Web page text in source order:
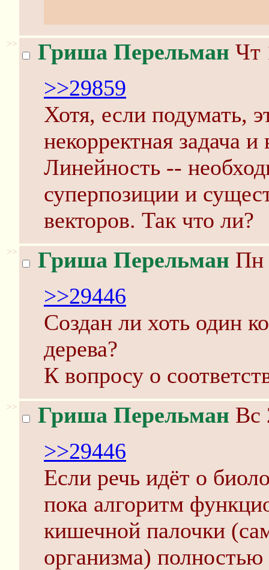
>> Гриша Перельман Чт
>>29859
Хотя, если подумать,
некорректная задача
Линейность --
суперпозиции и
векторов. Так что ли?
>> Гриша Перельман Пн
>>29446
Создан ли хоть один
дерева?
К вопросу о
>> Гриша Перельман Вс
>>29446
Если речь идёт о
пока алгоритм
кишечной палочки
организма)